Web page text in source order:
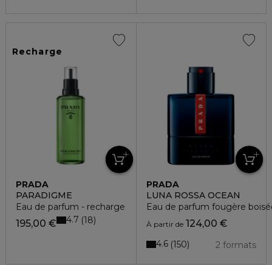
Recharge
PRADA
PARADIGME
Eau de parfum - recharge
195,00 € 4.7 18
PRADA
LUNA ROSSA OCEAN
Eau de parfum fougère
À partir de124,00 €
2 formats
4.6 150